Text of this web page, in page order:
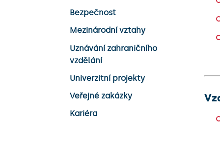
Bezpečnost
Mezinárodní vztahy
Uznávání zahraničního
vzdělání
Univerzitní projekty
Veřejné zakázky
Kariéra